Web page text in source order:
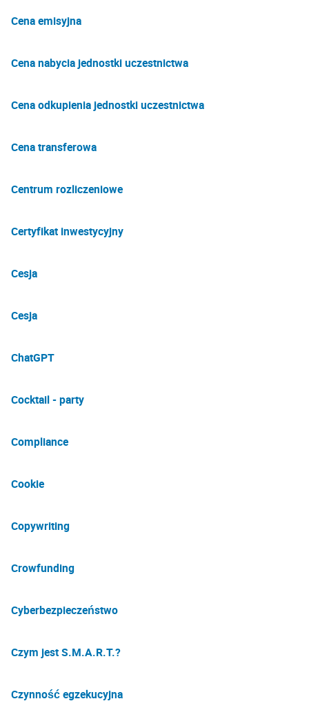
Cena emisyjna
Cena nabycia jednostki uczestnictwa
Cena odkupienia jednostki uczestnictwa
Cena transferowa
Centrum rozliczeniowe
Certyfikat inwestycyjny
Cesja
Cesja
ChatGPT
Cocktail - party
Compliance
Cookie
Copywriting
Crowfunding
Cyberbezpieczeństwo
Czym jest S.M.A.R.T.?
Czynność egzekucyjna